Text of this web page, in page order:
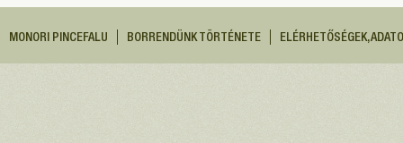
MONORI PINCEFALU BORRENDÜNK TÖRTÉNETE ELÉRHETŐSÉGEK,